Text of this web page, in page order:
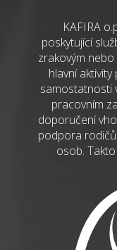
KAFIRA
poskytující
zrakovým
hlavní
samostatnosti
pracovním
doporučení
podpora
osob.